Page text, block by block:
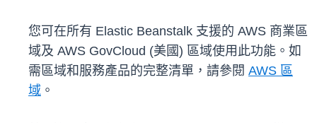
您可在所有 Elastic Beanstalk 支援的 AWS 商業區
域及 AWS GovCloud (美國) 區域使用此功能。如
需區域和服務產品的完整清單，請參閱 AWS 區
域 。